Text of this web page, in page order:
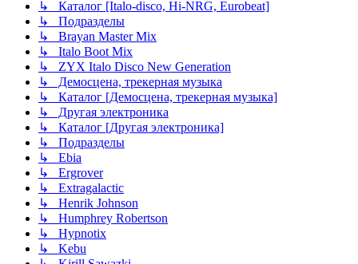
↳ Каталог [Italo-disco, Hi-NRG, Eurobeat]
↳ Подразделы
↳ Brayan Master Mix
↳ Italo Boot Mix
↳ ZYX Italo Disco New Generation
↳ Демосцена, трекерная музыка
↳ Каталог [Демосцена, трекерная музыка]
↳ Другая электроника
↳ Каталог [Другая электроника]
↳ Подразделы
↳ Ebia
↳ Ergrover
↳ Extragalactic
↳ Henrik Johnson
↳ Humphrey Robertson
↳ Hypnotix
↳ Kebu